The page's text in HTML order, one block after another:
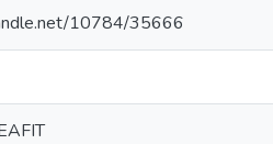
10784/35666